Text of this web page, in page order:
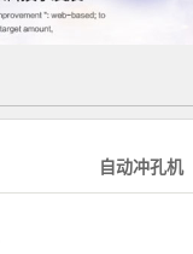
自动压花机
自动冲孔机